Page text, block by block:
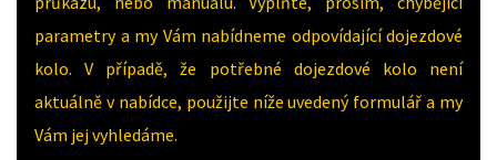
parametry a my Vám nabídneme odpovídající dojezdové
kolo. V případě, že potřebné dojezdové kolo není
aktuálně v nabídce, použijte níže uvedený formulář a my
Vám jej vyhledáme.